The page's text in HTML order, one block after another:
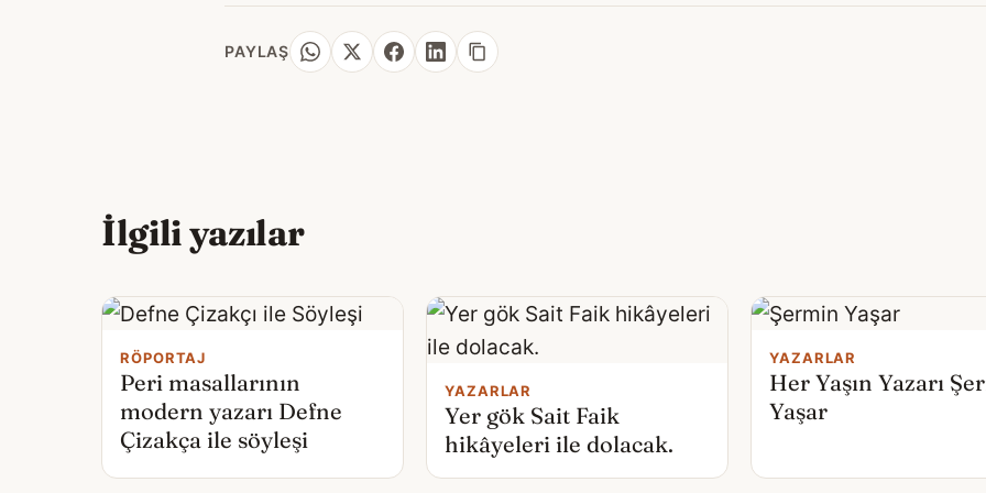
PAYLAŞ
İlgili yazılar
RÖPORTAJ
Peri masallarının
modern yazarı Defne
Çizakça ile söyleşi
YAZARLAR
Yer gök Sait Faik
hikâyeleri ile dolacak.
YAZARLAR
Her Yaşın Yazarı
Yaşar